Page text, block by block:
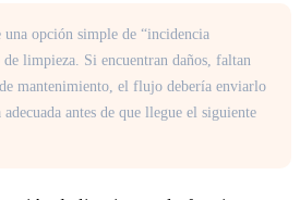
opción simple de “incidencia
de limpieza. Si encuentran daños, faltan
mantenimiento, el flujo debería enviarlo
antes de que llegue el siguiente